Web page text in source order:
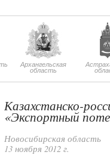
Архангельская
область
Казахстанско-
«Экспортный
Новосибирская область
13 ноября 2012 г.